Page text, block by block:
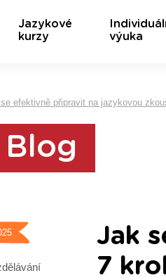
Jazykové
kurzy
výuka
efektivně připravit na jazykovou
Blog
Jak
7